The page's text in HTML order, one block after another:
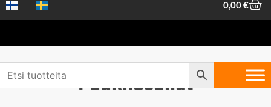
0,00€
Puukkosahat